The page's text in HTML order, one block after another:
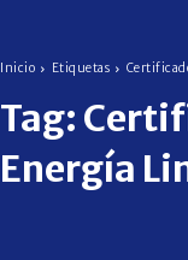
Inicio Etiquetas
Tag:
Energía